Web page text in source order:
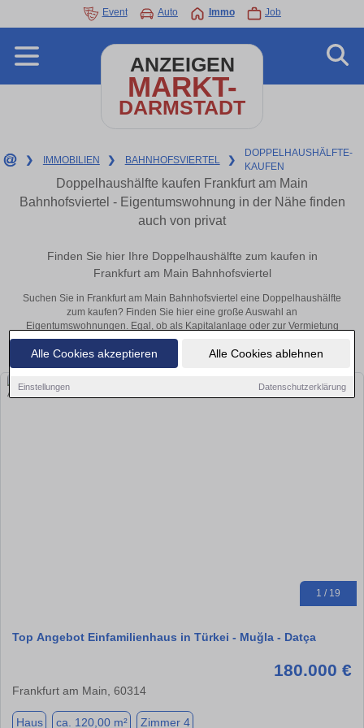
Alle Cookies akzeptieren Alle Cookies ablehnen
Einstellungen Datenschutzerklärung
Event Auto Immo Job
ANZEIGEN
MARKT-
DARMSTADT
❯ IMMOBILIEN ❯ BAHNHOFSVIERTEL ❯
DOPPELHAUSHÄLFTE-
KAUFEN
Doppelhaushälfte kaufen Frankfurt am Main
Bahnhofsviertel - Eigentumswohnung in der Nähe finden
auch von privat
Finden Sie hier Ihre Doppelhaushälfte zum kaufen in
Frankfurt am Main Bahnhofsviertel
Suchen Sie in Frankfurt am Main Bahnhofsviertel eine Doppelhaushälfte
zum kaufen? Finden Sie hier eine große Auswahl an
Eigentumswohnungen. Egal, ob als Kapitalanlage oder zur Vermietung
– hier finden Sie Ihre Immobilie in Frankfurt am Main Bahnhofsviertel
oder in der Nähe.
1 / 19
Top Angebot Einfamilienhaus in Türkei - Muğla - Datça
180.000 €
Frankfurt am Main, 60314
Haus ca. 120,00 m² Zimmer 4